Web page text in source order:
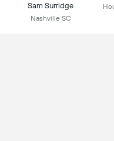
Sam Surridge
Nashville SC